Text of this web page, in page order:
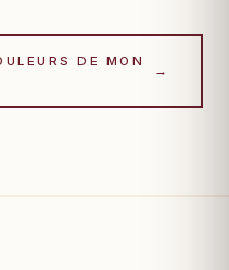
DE MON
→